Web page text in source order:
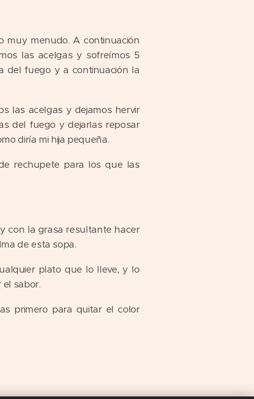
muy menudo. A continuación
las acelgas y sofreímos 5
del fuego y a continuación la
las acelgas y dejamos hervir
del fuego y dejarlas reposar
diría mi hija pequeña.
rechupete para los que las
con la grasa resultante hacer
de esta sopa.
plato que lo lleve, y lo
el sabor.
primero para quitar el color